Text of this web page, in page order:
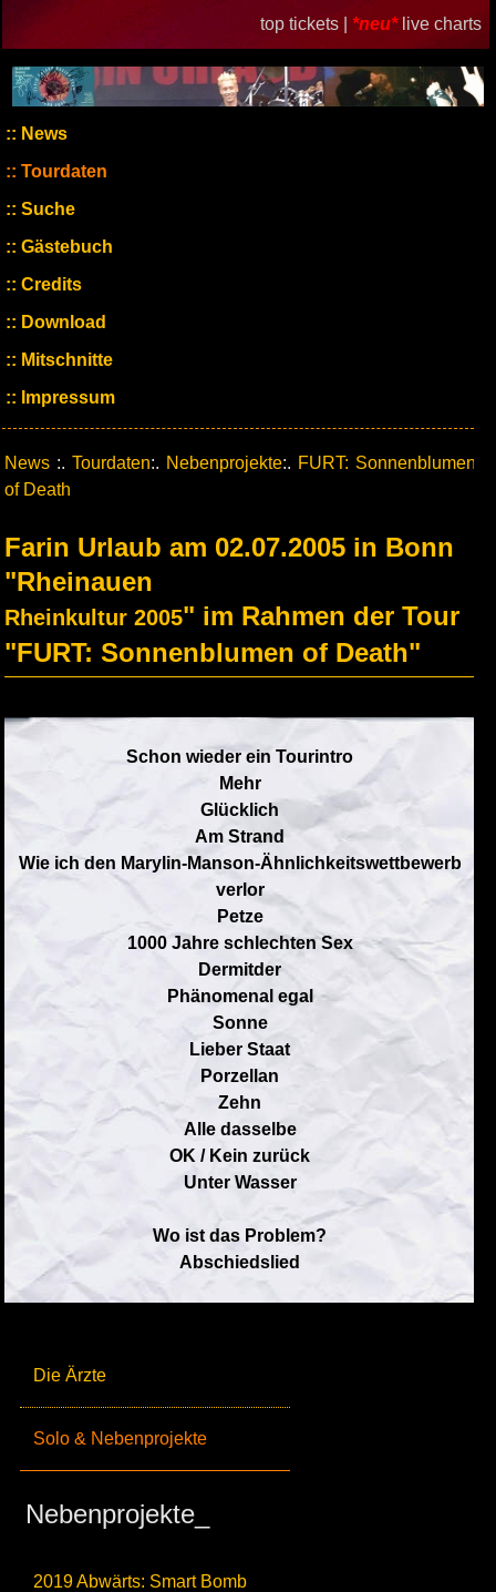
top tickets | *neu* live charts
News
Tourdaten
Suche
Gästebuch
Credits
Download
Mitschnitte
Impressum
Die Ärzte
Solo & Nebenprojekte
Nebenprojekte_
2019 Abwärts: Smart Bomb
News :. Tourdaten:. Nebenprojekte:. FURT: Sonnenblumen
of Death
Farin Urlaub am 02.07.2005 in Bonn
"Rheinauen
Rheinkultur 2005" im Rahmen der Tour
"FURT: Sonnenblumen of Death"
Schon wieder ein Tourintro
Mehr
Glücklich
Am Strand
Wie ich den Marylin-Manson-Ähnlichkeitswettbewerb
verlor
Petze
1000 Jahre schlechten Sex
Dermitder
Phänomenal egal
Sonne
Lieber Staat
Porzellan
Zehn
Alle dasselbe
OK / Kein zurück
Unter Wasser
Wo ist das Problem?
Abschiedslied